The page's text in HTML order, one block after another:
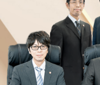
相続・遺言
離婚（夫婦間トラブル
企業法務
相続・遺言
離婚（夫婦間トラブル
企業法務